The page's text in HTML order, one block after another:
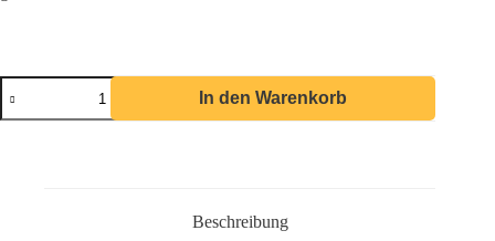
In den Warenkorb
Beschreibung